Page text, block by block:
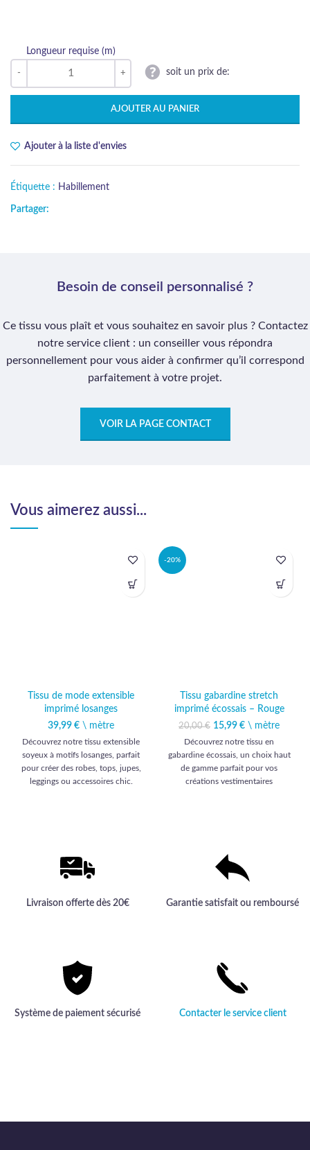
Longueur requise (m)
soit un prix de:
AJOUTER AU PANIER
Ajouter à la liste d'envies
Étiquette : Habillement
Partager:
Besoin de conseil personnalisé ?
Ce tissu vous plaît et vous souhaitez en savoir plus ? Contactez
notre service client : un conseiller vous répondra
personnellement pour vous aider à confirmer qu’il correspond
parfaitement à votre projet.
VOIR LA PAGE CONTACT
Vous aimerez aussi...
Tissu de mode extensible
imprimé losanges
39,99 € \ mètre
Découvrez notre tissu extensible
soyeux à motifs losanges, parfait
pour créer des robes, tops, jupes,
leggings ou accessoires chic.
-20%
Tissu gabardine stretch
imprimé écossais – Rouge
20,00€
Le prix initial était :
20,00 €.
15,99 €
Le prix
actuel est :
15,99 €.
\ mètre
Découvrez notre tissu en
gabardine écossais, un choix haut
de gamme parfait pour vos
créations vestimentaires
Livraison offerte dès 20€ Garantie satisfait ou remboursé
Système de paiement sécurisé Contacter le service client